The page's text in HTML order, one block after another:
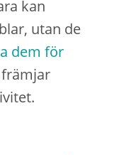
kan
utan de
dem för